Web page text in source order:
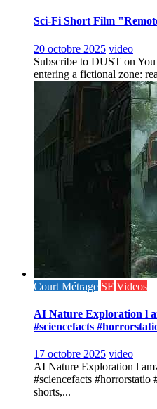
Sci-Fi Short Film
20 octobre 2025 video
Subscribe to DUST on
entering a fictional zone:
Court Métrage SF Videos
AI Nature Exploration l
#sciencefacts
17 octobre 2025 video
AI Nature Exploration l
#sciencefacts #horrorstatio
shorts,...